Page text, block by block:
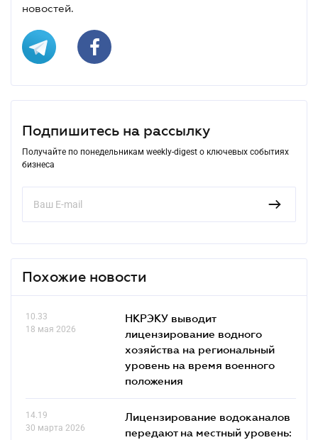
новостей.
Подпишитесь на рассылку
Получайте по понедельникам weekly-digest о ключевых событиях
бизнеса
Похожие новости
10.33
18 мая 2026
НКРЭКУ выводит
лицензирование водного
хозяйства на региональный
уровень на время военного
положения
14.19
30 марта 2026
Лицензирование водоканалов
передают на местный уровень: